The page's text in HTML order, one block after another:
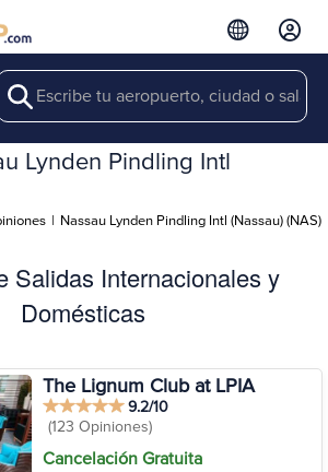
Search
Lynden Pindling Intl
| Nassau Lynden Pindling Intl (Nassau) (NAS)
Salidas Internacionales y
Domésticas
The Lignum Club at LPIA
9.2/10
(123 Opiniones)
Cancelación Gratuita